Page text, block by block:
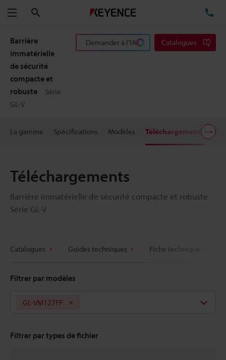
Menu
Barrière
immatérielle
de sécurité
compacte et
robuste
Série
GL-V
Demander à l'IA Catalogues
La gamme Spécifications Modèles Téléchargements Prix
Téléchargements
Barrière immatérielle de sécurité compacte et robuste
Série GL-V
Catalogues Guides techniques Fiche technique
Filtrer par modèles
GL-VM127FP
Filtrer par types de fichier